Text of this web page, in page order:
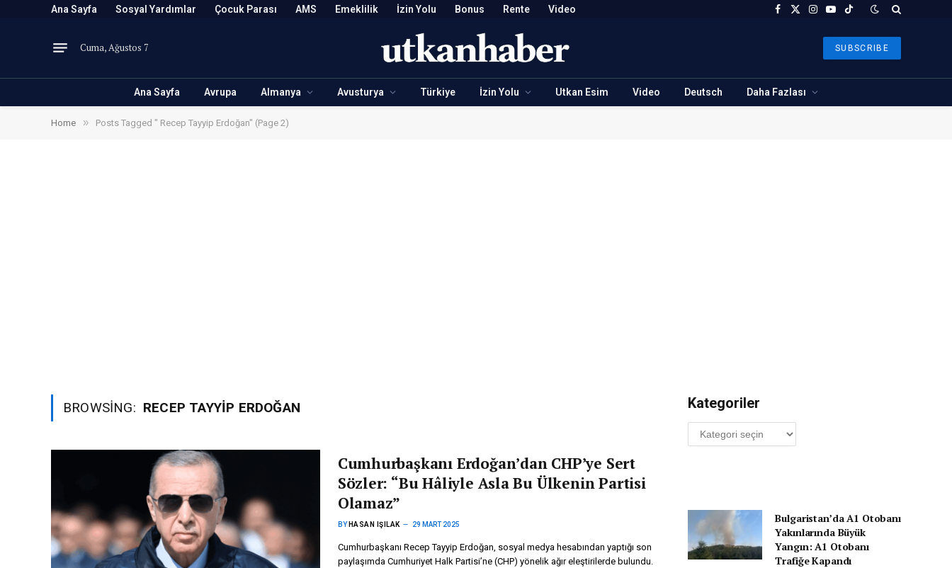
Ana Sayfa Sosyal Yardımlar Çocuk Parası AMS Emeklilik İzin Yolu Bonus Rente Video Facebook
X
Instagram
YouTubeTikTok
Cuma, Ağustos 7 SUBSCRIBE
Ana Sayfa Avrupa Almanya Avusturya Türkiye İzin Yolu Utkan Esim Video Deutsch Daha Fazlası
Home » Posts Tagged " Recep Tayyip Erdoğan" (Page 2)
BROWSING: RECEP TAYYIP ERDOĞAN
Cumhurbaşkanı Erdoğan’dan CHP’ye Sert
Sözler: “Bu Hâliyle Asla Bu Ülkenin Partisi
Olamaz”
BY HASAN IŞILAK 29 MART 2025
Cumhurbaşkanı Recep Tayyip Erdoğan, sosyal medya hesabından yaptığı son
paylaşımda Cumhuriyet Halk Partisi’ne (CHP) yönelik ağır eleştirilerde bulundu.
Kategoriler
Kategoriler
Bulgaristan’da A1 Otobanı
Yakınlarında Büyük
Yangın: A1 Otobanı
Trafiğe Kapandı